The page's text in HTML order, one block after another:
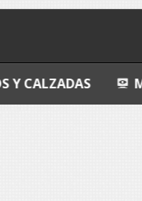
MANDALA